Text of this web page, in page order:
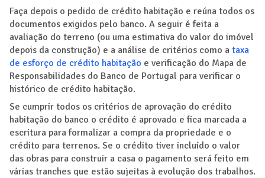
Faça depois o pedido de crédito habitação e reúna todos os
documentos exigidos pelo banco. A seguir é feita a
avaliação do terreno (ou uma estimativa do valor do imóvel
depois da construção) e a análise de critérios como a taxa
de esforço de crédito habitação e verificação do Mapa de
Responsabilidades do Banco de Portugal para verificar o
histórico de crédito habitação.
Se cumprir todos os critérios de aprovação do crédito
habitação do banco o crédito é aprovado e fica marcada a
escritura para formalizar a compra da propriedade e o
crédito para terrenos. Se o crédito tiver incluído o valor
das obras para construir a casa o pagamento será feito em
várias tranches que estão sujeitas à evolução dos trabalhos.